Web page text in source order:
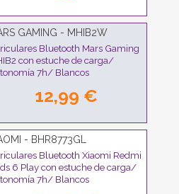
GAMING - MHIB2W
Bluetooth Mars Gaming
con estuche de carga/
7h/ Blancos
12,99 €
- BHR8773GL
Bluetooth Xiaomi Redmi
6 Play con estuche de carga/
7h/ Blancos